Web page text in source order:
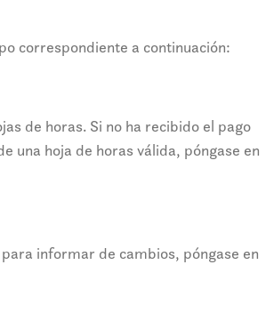
correspondiente a continuación:
de horas. Si no ha recibido el pago
una hoja de horas válida, póngase en
informar de cambios, póngase en